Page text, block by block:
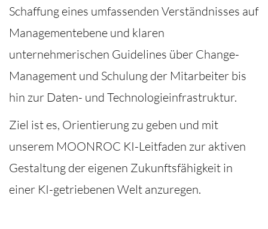
Schaffung eines umfassenden Verständnisses auf
Managementebene und klaren
unternehmerischen Guidelines über Change-
Management und Schulung der Mitarbeiter bis
hin zur Daten- und Technologieinfrastruktur.
Ziel ist es, Orientierung zu geben und mit
unserem MOONROC KI-Leitfaden zur aktiven
Gestaltung der eigenen Zukunftsfähigkeit in
einer KI-getriebenen Welt anzuregen.